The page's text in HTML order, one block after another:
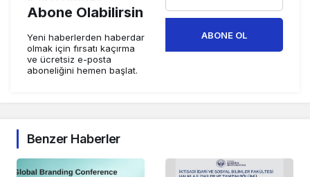
Abone Olabilirsin
Yeni haberlerden haberdar
olmak için fırsatı kaçırma
ve ücretsiz e-posta
aboneliğini hemen başlat.
ABONE OL
Benzer Haberler